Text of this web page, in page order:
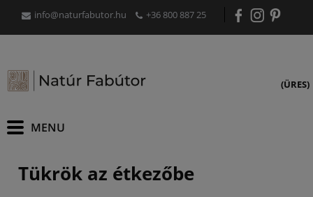
info@naturfabutor.hu +36 800 887 25
(ÜRES)
Tükrök az étkezőbe